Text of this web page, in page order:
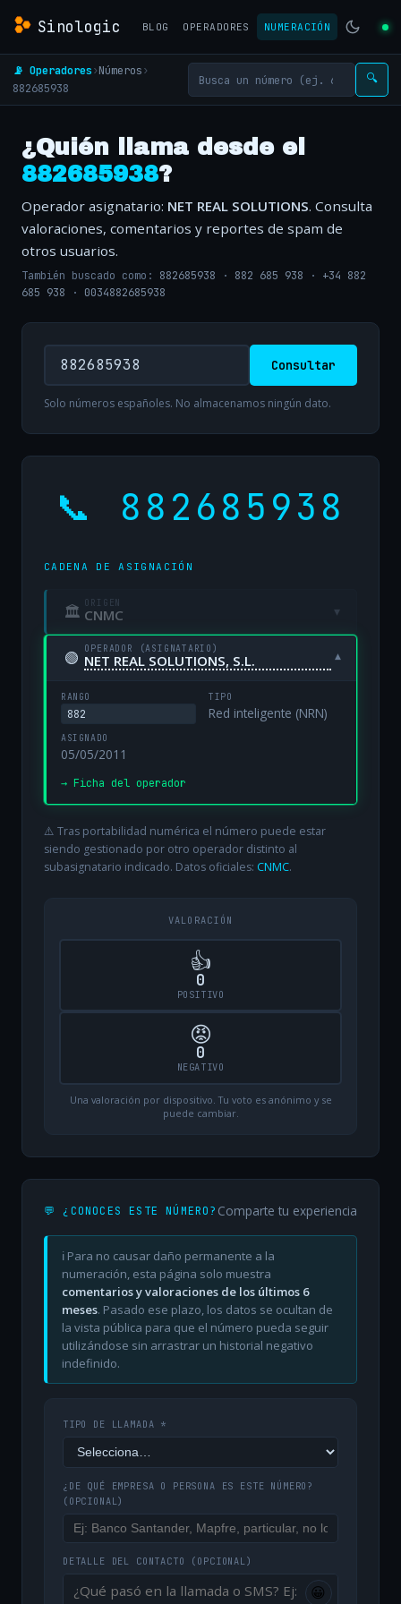
Sinologic BLOG OPERADORES NUMERACIÓN
📡 Operadores›Números›
882685938
🔍
¿Quién llama desde el
882685938?
Operador asignatario: NET REAL SOLUTIONS. Consulta
valoraciones, comentarios y reportes de spam de
otros usuarios.
También buscado como: 882685938 · 882 685 938 · +34 882
685 938 · 0034882685938
Consultar
Solo números españoles. No almacenamos ningún dato.
📞 882685938
CADENA DE ASIGNACIÓN
🏛 ORIGEN
CNMC ▾
🟢 OPERADOR (ASIGNATARIO)
NET REAL SOLUTIONS, S.L. ▾
RANGO
882
TIPO
Red inteligente (NRN)
ASIGNADO
05/05/2011
→ Ficha del operador
⚠️ Tras portabilidad numérica el número puede estar
siendo gestionado por otro operador distinto al
subasignatario indicado. Datos oficiales: CNMC.
VALORACIÓN
👍
0
POSITIVO
😡
0
NEGATIVO
Una valoración por dispositivo. Tu voto es anónimo y se
puede cambiar.
💬 ¿CONOCES ESTE NÚMERO? Comparte tu experiencia
ℹ️ Para no causar daño permanente a la
numeración, esta página solo muestra
comentarios y valoraciones de los últimos 6
meses. Pasado ese plazo, los datos se ocultan de
la vista pública para que el número pueda seguir
utilizándose sin arrastrar un historial negativo
indefinido.
TIPO DE LLAMADA *
¿DE QUÉ EMPRESA O PERSONA ES ESTE NÚMERO?
(OPCIONAL)
DETALLE DEL CONTACTO (OPCIONAL)
😀